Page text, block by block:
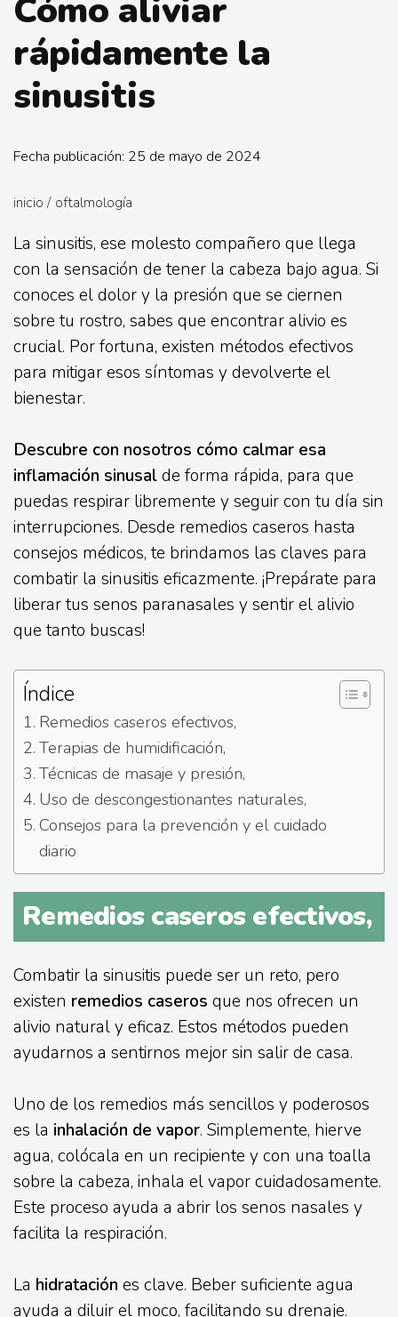
Cómo aliviar
rápidamente la
sinusitis
Fecha publicación: 25 de mayo de 2024
inicio / oftalmología
La sinusitis, ese molesto compañero que llega
con la sensación de tener la cabeza bajo agua. Si
conoces el dolor y la presión que se ciernen
sobre tu rostro, sabes que encontrar alivio es
crucial. Por fortuna, existen métodos efectivos
para mitigar esos síntomas y devolverte el
bienestar.
Descubre con nosotros cómo calmar esa
inflamación sinusalde forma rápida, para que
puedas respirar libremente y seguir con tu día sin
interrupciones. Desde remedios caseros hasta
consejos médicos, te brindamos las claves para
combatir la sinusitis eficazmente. ¡Prepárate para
liberar tus senos paranasales y sentir el alivio
que tanto buscas!
Índice
Remedios caseros efectivos,
Terapias de humidificación,
Técnicas de masaje y presión,
Uso de descongestionantes naturales,
Consejos para la prevención y el cuidado
diario
Remedios caseros efectivos,
Combatir la sinusitis puede ser un reto, pero
existen remedios caseros que nos ofrecen un
alivio natural y eficaz. Estos métodos pueden
ayudarnos a sentirnos mejor sin salir de casa.
Uno de los remedios más sencillos y poderosos
es la inhalación de vapor. Simplemente, hierve
agua, colócala en un recipiente y con una toalla
sobre la cabeza, inhala el vapor cuidadosamente.
Este proceso ayuda a abrir los senos nasales y
facilita la respiración.
La hidratación es clave. Beber suficiente agua
ayuda a diluir el moco, facilitando su drenaje.